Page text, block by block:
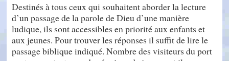
Destinés à tous ceux qui souhaitent aborder la lecture
d’un passage de la parole de Dieu d’une manière
ludique, ils sont accessibles en priorité aux enfants et
aux jeunes. Pour trouver les réponses il suffit de lire le
passage biblique indiqué. Nombre des visiteurs du port